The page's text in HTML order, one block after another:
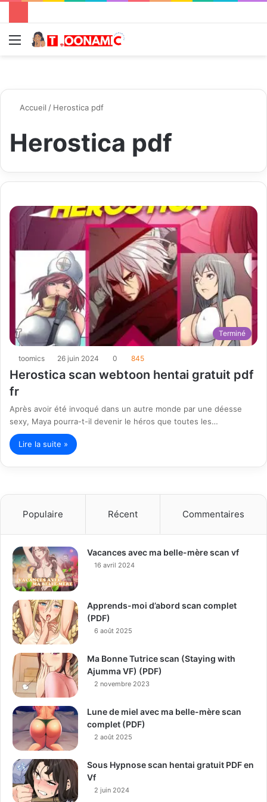
Menu
Accueil / Herostica pdf
Herostica pdf
Terminé
toomics 26 juin 2024 0 845
Herostica scan webtoon hentai gratuit pdf
fr
Après avoir été invoqué dans un autre monde par une déesse
sexy, Maya pourra-t-il devenir le héros que toutes les…
Lire la suite »
Populaire Récent Commentaires
Vacances avec ma belle-mère scan vf
16 avril 2024
Apprends-moi d’abord scan complet
(PDF)
6 août 2025
Ma Bonne Tutrice scan (Staying with
Ajumma VF) (PDF)
2 novembre 2023
Lune de miel avec ma belle-mère scan
complet (PDF)
2 août 2025
Sous Hypnose scan hentai gratuit PDF en
Vf
2 juin 2024